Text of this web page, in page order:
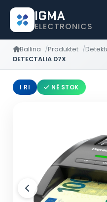
IGMA
ELECTRONICS
Ballina Produktet
DETECTALIA D7X
I RI NË STOK